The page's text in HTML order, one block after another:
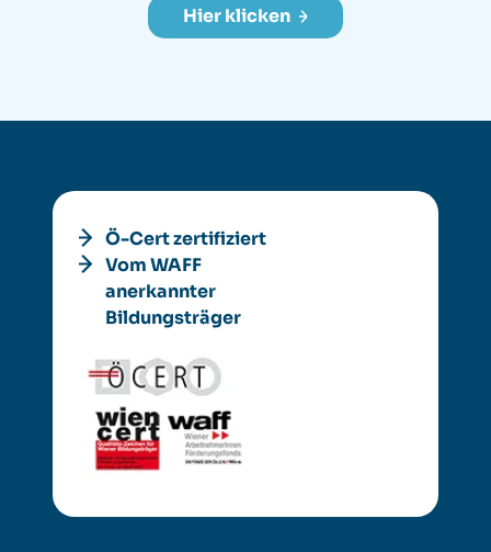
Hier klicken
Ö-Cert zertifiziert
Vom WAFF
anerkannter
Bildungsträger